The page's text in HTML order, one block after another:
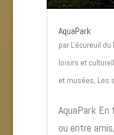
AquaPark
par L'écureuil du
loisirs et
et musées, Les
AquaPark
ou entre